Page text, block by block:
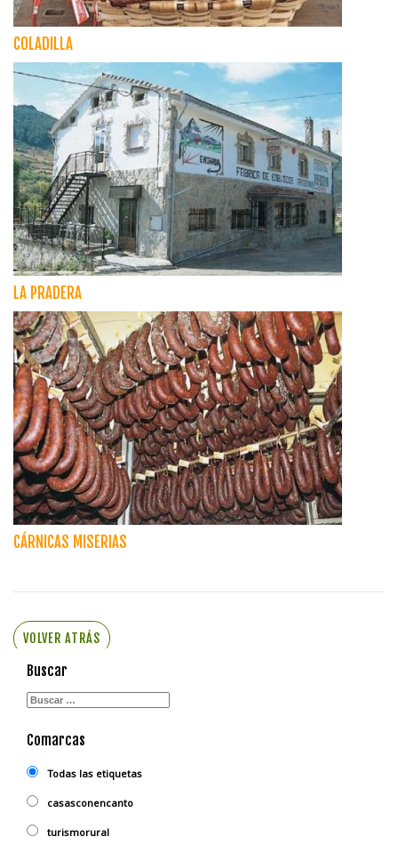
COLADILLA
LA PRADERA
CÁRNICAS MISERIAS
VOLVER ATRÁS
Buscar
Comarcas
Todas las etiquetas
casasconencanto
turismorural